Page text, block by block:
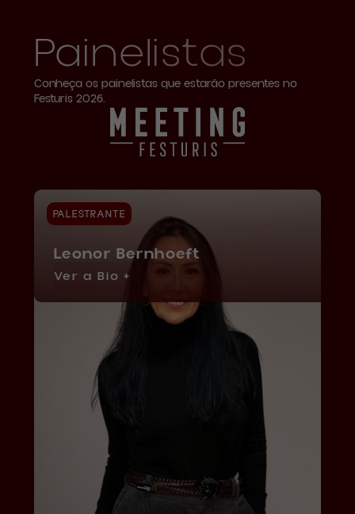
Painelistas
Conheça os painelistas que estarão presentes no
Festuris 2026.
Leonor Bernhoeft
Ver a Bio +
PALESTRANTE